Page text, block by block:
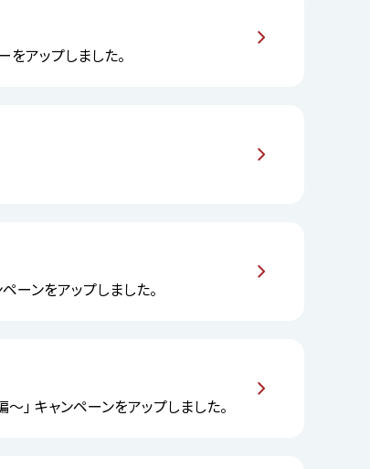
アップしました。
ーンをアップしました。
」 キャンペーンをアップしました。